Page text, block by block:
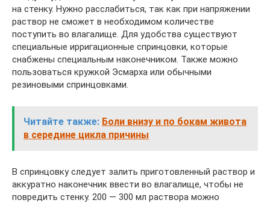
на стенку. Нужно расслабиться, так как при напряжении
раствор не сможет в необходимом количестве
поступить во влагалище. Для удобства существуют
специальные ирригационные спринцовки, которые
снабжены специальным наконечником. Также можно
пользоваться кружкой Эсмарха или обычными
резиновыми спринцовками.
Читайте также: Боли внизу и по бокам живота
в середине цикла причины
В спринцовку следует залить приготовленный раствор и
аккуратно наконечник ввести во влагалище, чтобы не
повредить стенку. 200 — 300 мл раствора можно